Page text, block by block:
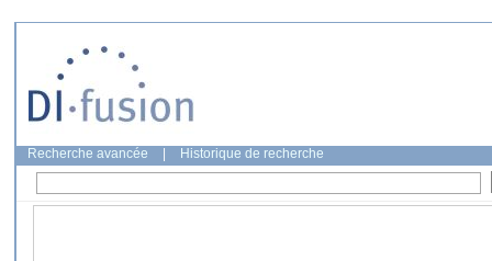
Recherche avancée Historique de recherche